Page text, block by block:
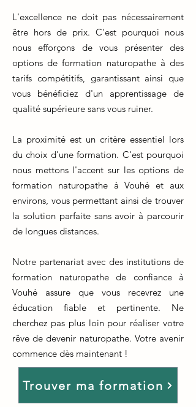
L'excellence ne doit pas nécessairement
être hors de prix. C'est pourquoi nous
nous efforçons de vous présenter des
options de formation naturopathe à des
tarifs compétitifs, garantissant ainsi que
vous bénéficiez d'un apprentissage de
qualité supérieure sans vous ruiner.
La proximité est un critère essentiel lors
du choix d'une formation. C'est pourquoi
nous mettons l'accent sur les options de
formation naturopathe à Vouhé et aux
environs, vous permettant ainsi de trouver
la solution parfaite sans avoir à parcourir
de longues distances.
Notre partenariat avec des institutions de
formation naturopathe de confiance à
Vouhé assure que vous recevrez une
éducation fiable et pertinente. Ne
cherchez pas plus loin pour réaliser votre
rêve de devenir naturopathe. Votre avenir
commence dès maintenant !
Trouver ma formation